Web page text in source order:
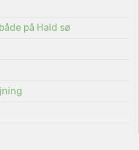
på Hald sø